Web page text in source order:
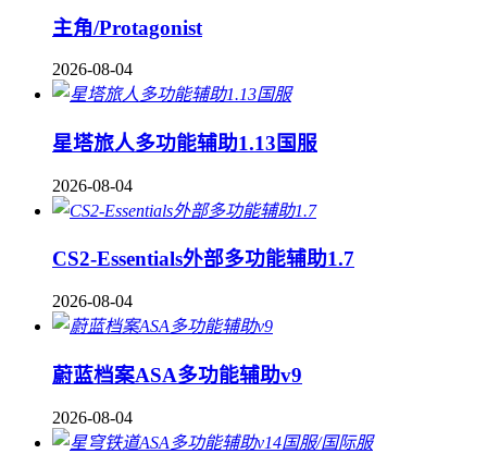
主角/Protagonist
2026-08-04
星塔旅人多功能辅助1.13国服
2026-08-04
CS2-Essentials外部多功能辅助1.7
2026-08-04
蔚蓝档案ASA多功能辅助v9
2026-08-04